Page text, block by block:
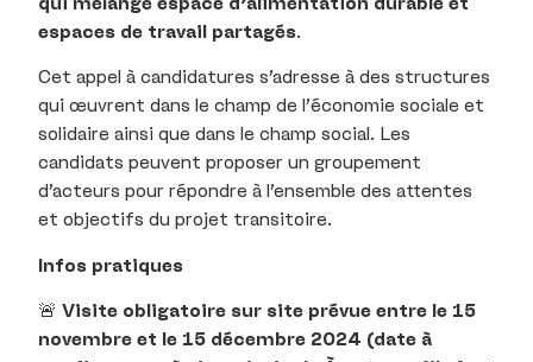
espaces de travail partagés.
Cet appel à candidatures s’adresse à des structures
qui œuvrent dans le champ de l’économie sociale et
solidaire ainsi que dans le champ social. Les
candidats peuvent proposer un groupement
d’acteurs pour répondre à l’ensemble des attentes
et objectifs du projet transitoire.
Infos pratiques
🚨 Visite obligatoire sur site prévue entre le 15
novembre et le 15 décembre 2024 (date à